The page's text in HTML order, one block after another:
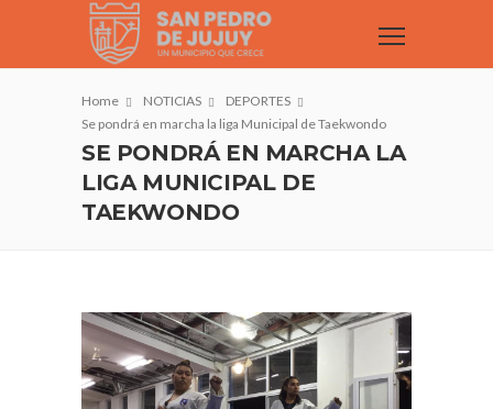
Home NOTICIAS
DEPORTES
Se pondrá en marcha la liga Municipal de Taekwondo
SE PONDRÁ EN MARCHA LA
LIGA MUNICIPAL DE
TAEKWONDO